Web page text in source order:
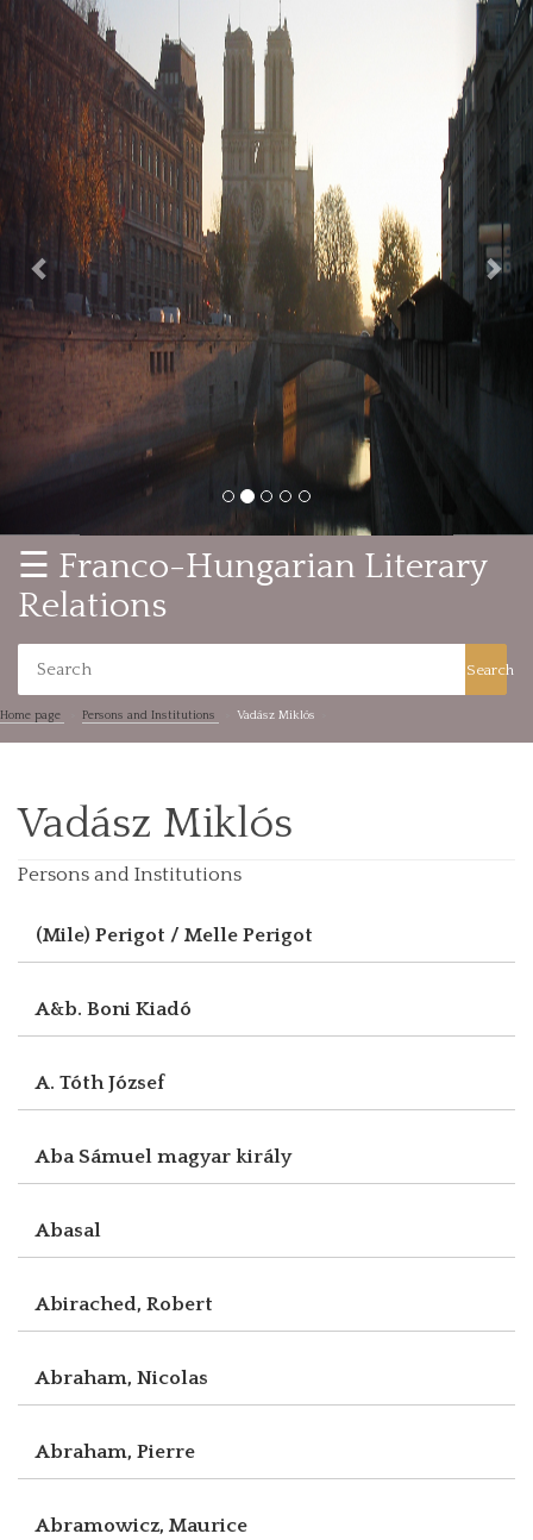
Previous
☰ Franco-Hungarian Literary
Relations
Search
Home page Persons and Institutions Vadász Miklós
Vadász Miklós
Persons and Institutions
(Mile) Perigot / Melle Perigot
A&b. Boni Kiadó
A. Tóth József
Aba Sámuel magyar király
Abasal
Abirached, Robert
Abraham, Nicolas
Abraham, Pierre
Abramowicz, Maurice